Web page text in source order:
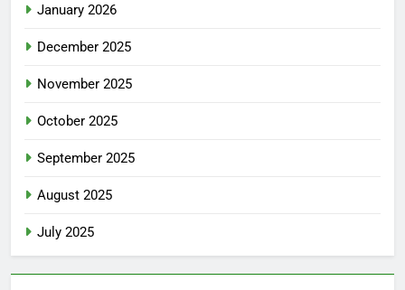
January 2026
December 2025
November 2025
October 2025
September 2025
August 2025
July 2025